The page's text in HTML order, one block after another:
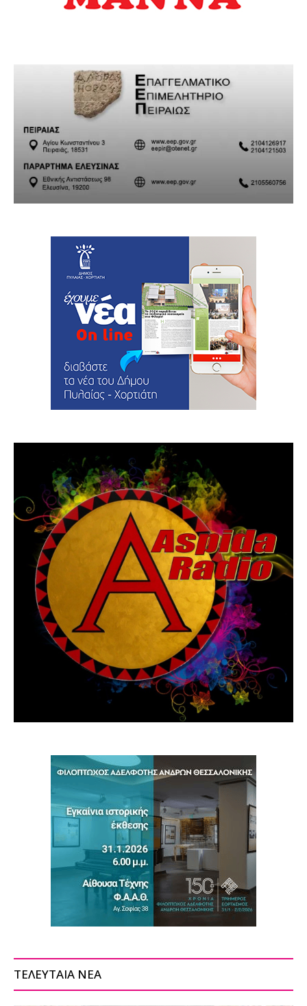
ΤΕΛΕΥΤΑΙΑ ΝΕΑ